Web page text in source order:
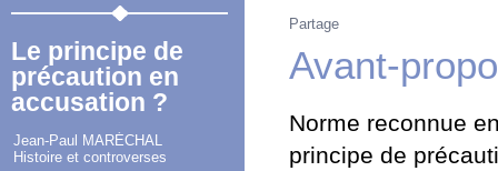
Le principe de
précaution en
accusation ?
Jean-Paul MARÉCHAL
Histoire et controverses
Partage
Avant-
Norme reconnue
principe de